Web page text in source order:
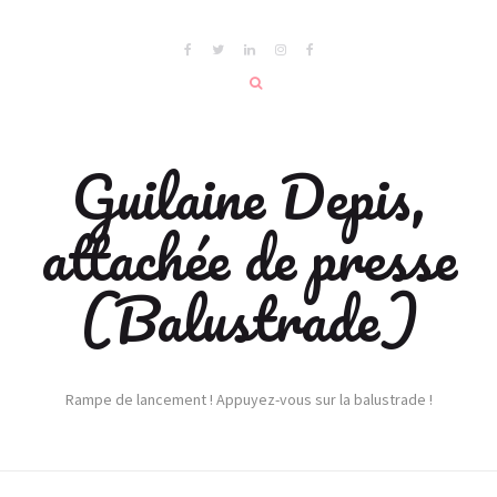
Guilaine Depis,
attachée de presse
(Balustrade)
Rampe de lancement ! Appuyez-vous sur la balustrade !